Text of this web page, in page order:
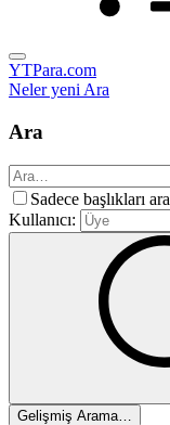
YTPara.com
Neler yeniAra
Ara
Sadece başlıkları ara
Kullanıcı:
Gelişmiş Arama…